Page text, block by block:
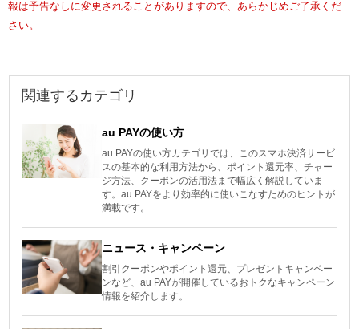
報は予告なしに変更されることがありますので、あらかじめご了承くだ
さい。
関連するカテゴリ
au PAYの使い方
au PAYの使い方カテゴリでは、このスマホ決済サービ
スの基本的な利用方法から、ポイント還元率、チャー
ジ方法、クーポンの活用法まで幅広く解説していま
す。au PAYをより効率的に使いこなすためのヒントが
満載です。
ニュース・キャンペーン
割引クーポンやポイント還元、プレゼントキャンペー
ンなど、au PAYが開催しているおトクなキャンペーン
情報を紹介します。